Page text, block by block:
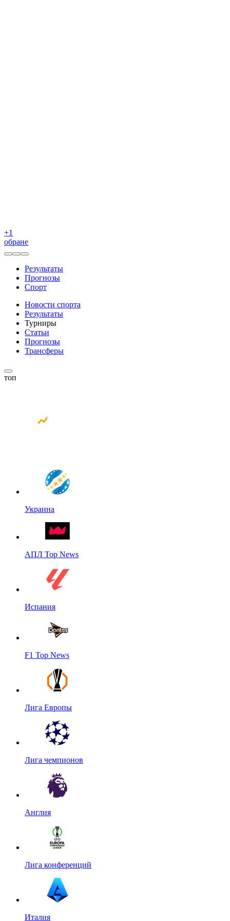
+1
обране
Результаты
Прогнозы
Спорт
Новости спорта
Результаты
Турниры
Статьи
Прогнозы
Трансферы
топ
Украина
АПЛ Top News
Испания
F1 Top News
Лига Европы
Лига чемпионов
Англия
Лига конференций
Италия